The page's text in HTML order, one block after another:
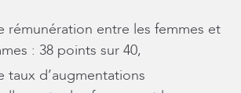
rémunération entre les femmes et
: 38 points sur 40,
taux d’augmentations